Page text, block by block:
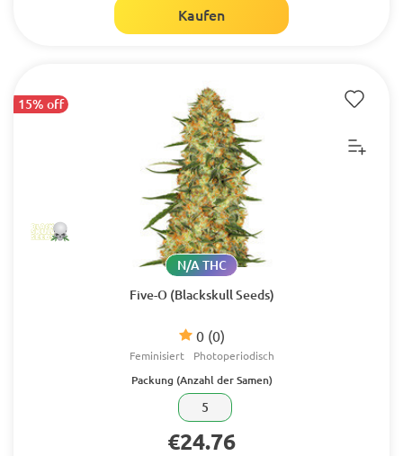
Kaufen
15% off
Five-O (Blackskull Seeds)
0 (0)
N/A THC
Feminisiert Photoperiodisch
Packung (Anzahl der Samen)
5
€24.76